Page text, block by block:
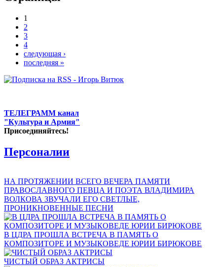
1
2
3
4
следующая ›
последняя »
ТЕЛЕГРАММ канал
"Культура и Армия"
Присоединяйтесь!
Персоналии
НА ПРОТЯЖЕНИИ ВСЕГО ВЕЧЕРА ПАМЯТИ
ПРАВОСЛАВНОГО ПЕВЦА И ПОЭТА ВЛАДИМИРА
ВОЛКОВА ЗВУЧАЛИ ЕГО СВЕТЛЫЕ,
ПРОНИКНОВЕННЫЕ ПЕСНИ
В ЦДРА ПРОШЛА ВСТРЕЧА В ПАМЯТЬ О
КОМПОЗИТОРЕ И МУЗЫКОВЕДЕ ЮРИИ БИРЮКОВЕ
ЧИСТЫЙ ОБРАЗ АКТРИСЫ